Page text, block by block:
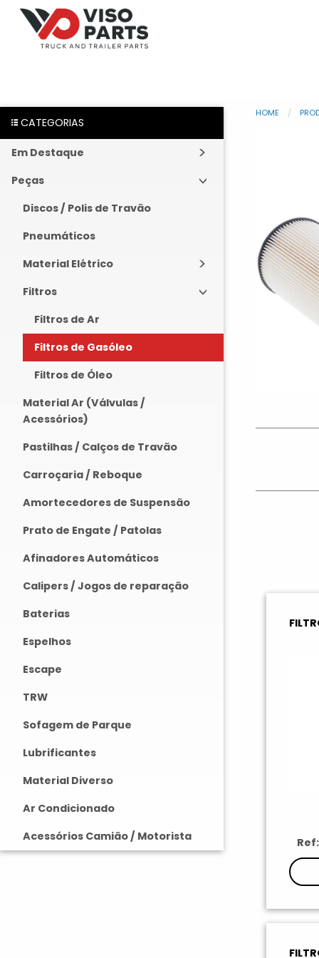
CATEGORIAS
Em Destaque
Peças
Discos / Polis de Travão
Pneumáticos
Material Elétrico
Filtros
Filtros de Ar
Filtros de Gasóleo
Filtros de Óleo
Material Ar (Válvulas /
Acessórios)
Pastilhas / Calços de Travão
Carroçaria / Reboque
Amortecedores de Suspensão
Prato de Engate / Patolas
Afinadores Automáticos
Calipers / Jogos de reparação
Baterias
Espelhos
Escape
TRW
Sofagem de Parque
Lubrificantes
Material Diverso
Ar Condicionado
Acessórios Camião / Motorista
HOME